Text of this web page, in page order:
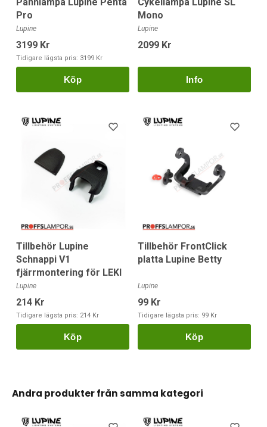
Pro
Lupine
3199 Kr
Tidigare lägsta pris: 3199 Kr
Köp
Mono
Lupine
2099 Kr
Tillbehör Lupine
Schnappi V1
fjärrmontering för LEKI
Lupine
214 Kr
Tidigare lägsta pris: 214 Kr
Köp
Tillbehör FrontClick
platta Lupine Betty
Lupine
99 Kr
Tidigare lägsta pris: 99 Kr
Köp
Andra produkter från samma kategori